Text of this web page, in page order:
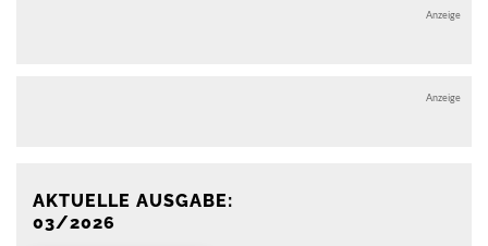
Anzeige
Anzeige
AKTUELLE AUSGABE:
03/2026